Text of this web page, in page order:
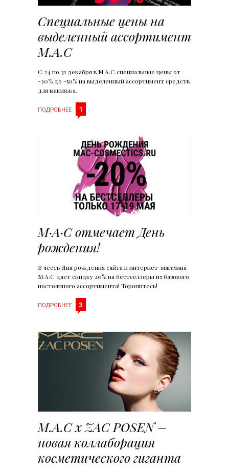
Специальные цены на
выделенный ассортимент
M.A.C
С 24 по 31 декабря в M.A.C специальные цены от
-30% до -50% на выделенный ассортимент средств
для макияжа.
ПОДРОБНЕЕ 1
M·A·C отмечает День
рождения!
В честь Дня рождения сайта и интернет-магазина
M·A·C дает скидку 20% на бестселлеры из базового
постоянного ассортимента! Торопитесь!
ПОДРОБНЕЕ 3
M.A.C x ZAC POSEN –
новая коллаборация
косметического гиганта